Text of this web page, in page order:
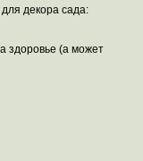
декора сада:
здоровье (а может